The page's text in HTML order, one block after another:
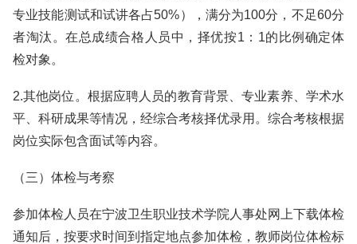
专业技能测试和试讲各占50%），满分为100分，不足60分
者淘汰。在总成绩合格人员中，择优按1：1的比例确定体
检对象。
2.其他岗位。根据应聘人员的教育背景、专业素养、学术水
平、科研成果等情况，经综合考核择优录用。综合考核根据
岗位实际包含面试等内容。
（三）体检与考察
参加体检人员在宁波卫生职业技术学院人事处网上下载体检
通知后，按要求时间到指定地点参加体检，教师岗位体检标